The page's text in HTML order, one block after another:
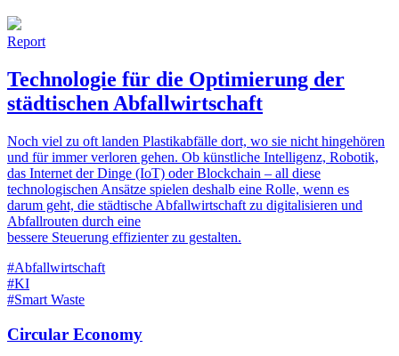
Report
Technologie für die Optimierung der
städtischen Abfallwirtschaft
Noch viel zu oft landen Plastikabfälle dort, wo sie nicht hingehören
und für immer verloren gehen. Ob künstliche Intelligenz, Robotik,
das Internet der Dinge (IoT) oder Blockchain – all diese
technologischen Ansätze spielen deshalb eine Rolle, wenn es
darum geht, die städtische Abfallwirtschaft zu digitalisieren und
Abfallrouten durch eine
bessere Steuerung effizienter zu gestalten.
#Abfallwirtschaft
#KI
#Smart Waste
Circular Economy